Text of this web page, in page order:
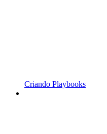
Criando Playbooks